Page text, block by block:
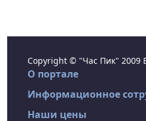
Copyright © "Час Пик"
О портале
Информационное
Наши цены